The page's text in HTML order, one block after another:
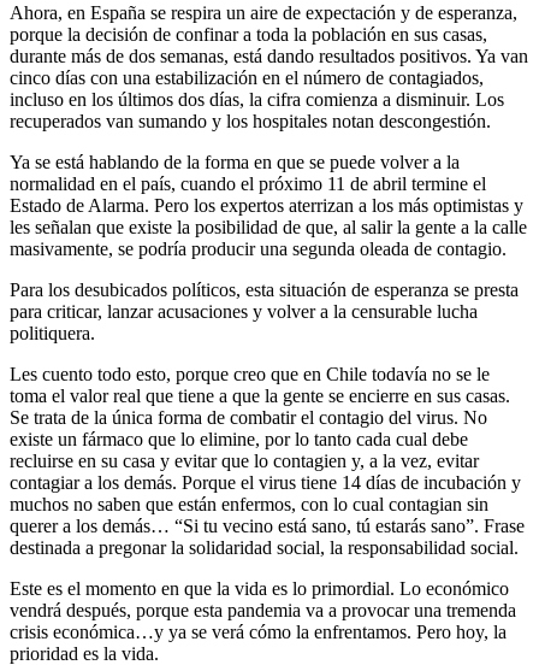
Ahora, en España se respira un aire de expectación y de esperanza,
porque la decisión de confinar a toda la población en sus casas,
durante más de dos semanas, está dando resultados positivos. Ya van
cinco días con una estabilización en el número de contagiados,
incluso en los últimos dos días, la cifra comienza a disminuir. Los
recuperados van sumando y los hospitales notan descongestión.
Ya se está hablando de la forma en que se puede volver a la
normalidad en el país, cuando el próximo 11 de abril termine el
Estado de Alarma. Pero los expertos aterrizan a los más optimistas y
les señalan que existe la posibilidad de que, al salir la gente a la calle
masivamente, se podría producir una segunda oleada de contagio.
Para los desubicados políticos, esta situación de esperanza se presta
para criticar, lanzar acusaciones y volver a la censurable lucha
politiquera.
Les cuento todo esto, porque creo que en Chile todavía no se le
toma el valor real que tiene a que la gente se encierre en sus casas.
Se trata de la única forma de combatir el contagio del virus. No
existe un fármaco que lo elimine, por lo tanto cada cual debe
recluirse en su casa y evitar que lo contagien y, a la vez, evitar
contagiar a los demás. Porque el virus tiene 14 días de incubación y
muchos no saben que están enfermos, con lo cual contagian sin
querer a los demás… “Si tu vecino está sano, tú estarás sano”. Frase
destinada a pregonar la solidaridad social, la responsabilidad social.
Este es el momento en que la vida es lo primordial. Lo económico
vendrá después, porque esta pandemia va a provocar una tremenda
crisis económica…y ya se verá cómo la enfrentamos. Pero hoy, la
prioridad es la vida.